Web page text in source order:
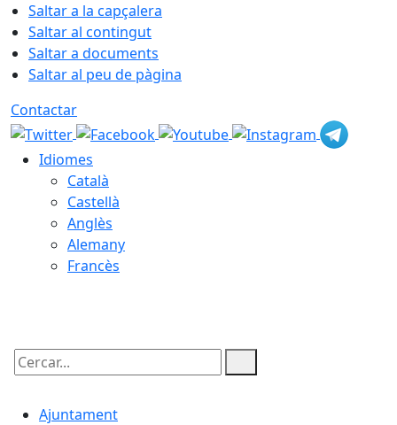
Saltar a la capçalera
Saltar al contingut
Saltar a documents
Saltar al peu de pàgina
Contactar
Idiomes
Català
Castellà
Anglès
Alemany
Francès
Cercar:
Ajuntament